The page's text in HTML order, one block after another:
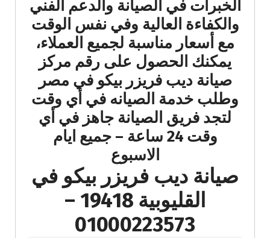
الخبرات في الصيانة والدعم الفني
والكفاءة العالية وفي نفس الوقت
مع أسعار مناسبة لجميع العملاء،
يمكنك الحصول على رقم مركز
صيانة ديب فريزر بيكو في مصر
وطلب خدمة الصيانه في أي وقت
لتجد فريق الصيانة جاهز في أي
وقت 24 ساعة – جميع ايام
الاسبوع
صيانة ديب فريزر بيكو في
القليوبية 19418 –
01000223573